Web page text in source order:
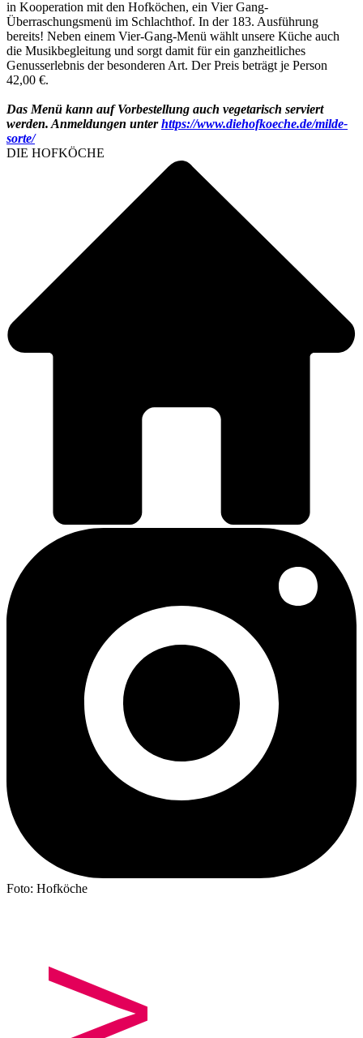
in Kooperation mit den Hofköchen, ein Vier Gang-
Überraschungsmenü im Schlachthof. In der 183. Ausführung
bereits! Neben einem Vier-Gang-Menü wählt unsere Küche auch
die Musikbegleitung und sorgt damit für ein ganzheitliches
Genusserlebnis der besonderen Art. Der Preis beträgt je Person
42,00 €.
Das Menü kann auf Vorbestellung auch vegetarisch serviert
werden. Anmeldungen unterhttps://www.diehofkoeche.de/milde-
sorte/
DIE HOFKÖCHE
Foto: Hofköche